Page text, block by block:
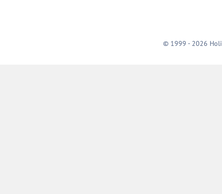
© 1999 - 2026